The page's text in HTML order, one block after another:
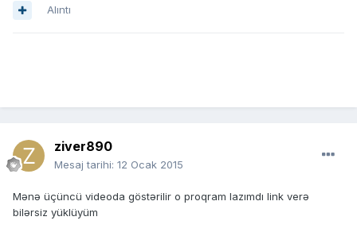
Alıntı
ziver890
Mesaj tarihi: 12 Ocak 2015
Mənə üçüncü videoda göstərilir o proqram lazımdı link verə
bilərsiz yüklüyüm